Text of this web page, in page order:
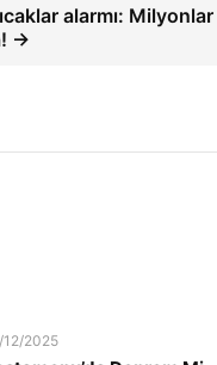
alarmı: Milyonlar
→
12/2025